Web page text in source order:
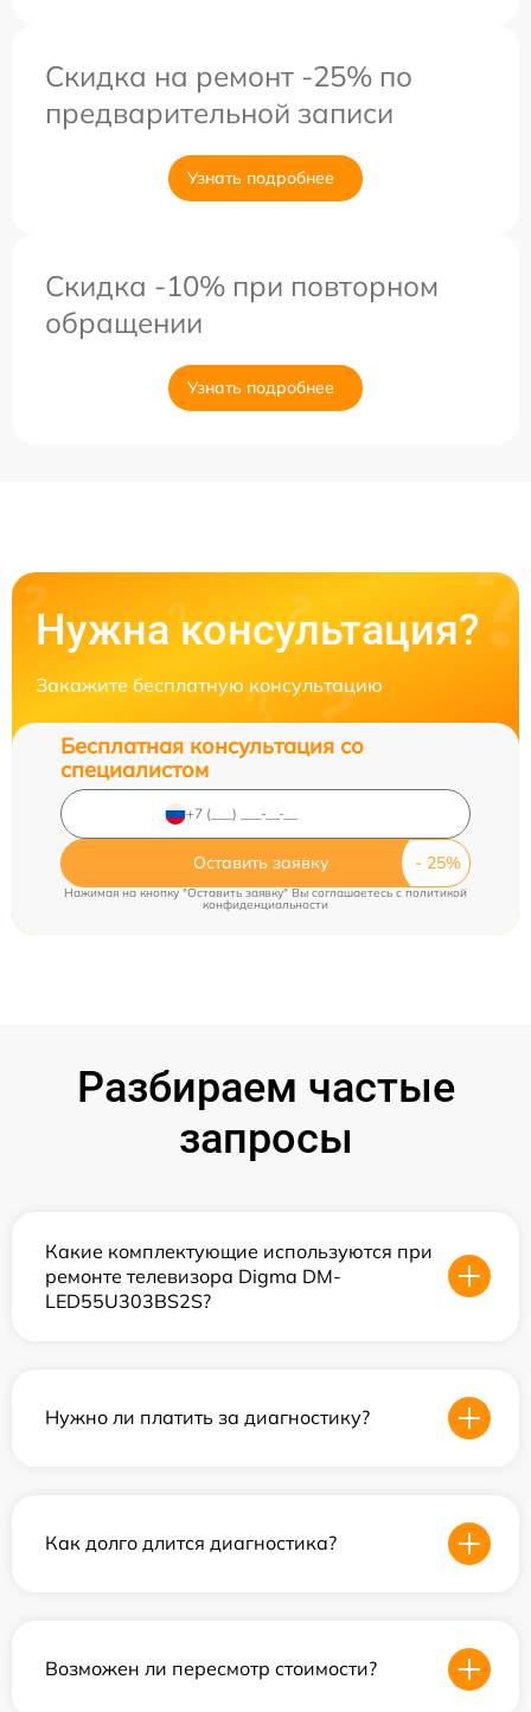
Скидка на ремонт -25% по
предварительной записи
Узнать подробнее
Скидка -10% при повторном
обращении
Узнать подробнее
Нужна консультация?
Закажите бесплатную консультацию
Бесплатная консультация со
специалистом
Оставить заявку
Нажимая на кнопку "Оставить заявку" Вы соглашаетесь cполитикой
конфиденциальности
Разбираем частые
запросы
Какие комплектующие используются при
ремонте телевизора Digma DM-
LED55U303BS2S?
Нужно ли платить за диагностику?
Как долго длится диагностика?
Возможен ли пересмотр стоимости?